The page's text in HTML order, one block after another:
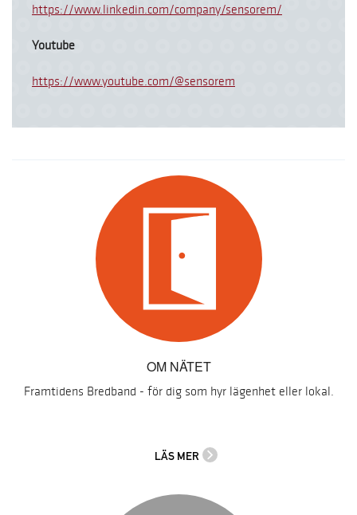
https://www.linkedin.com/company/sensorem/
Youtube
https://www.youtube.com/@sensorem
OM NÄTET
Framtidens Bredband - för dig som hyr lägenhet eller lokal.
LÄS MER